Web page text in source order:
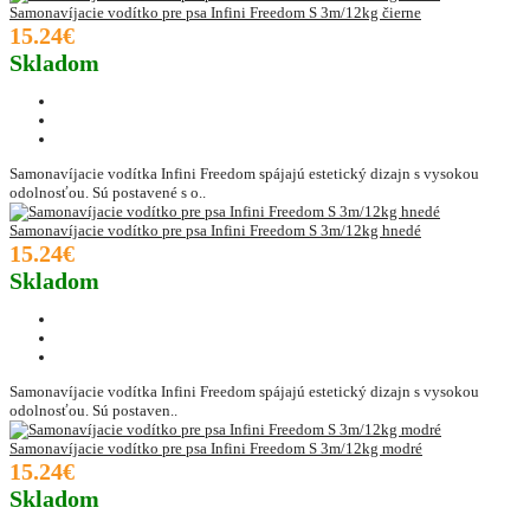
Samonavíjacie vodítko pre psa Infini Freedom S 3m/12kg čierne
15.24€
Skladom
Samonavíjacie vodítka Infini Freedom spájajú estetický dizajn s vysokou
odolnosťou. Sú postavené s o..
Samonavíjacie vodítko pre psa Infini Freedom S 3m/12kg hnedé
15.24€
Skladom
Samonavíjacie vodítka Infini Freedom spájajú estetický dizajn s vysokou
odolnosťou. Sú postaven..
Samonavíjacie vodítko pre psa Infini Freedom S 3m/12kg modré
15.24€
Skladom